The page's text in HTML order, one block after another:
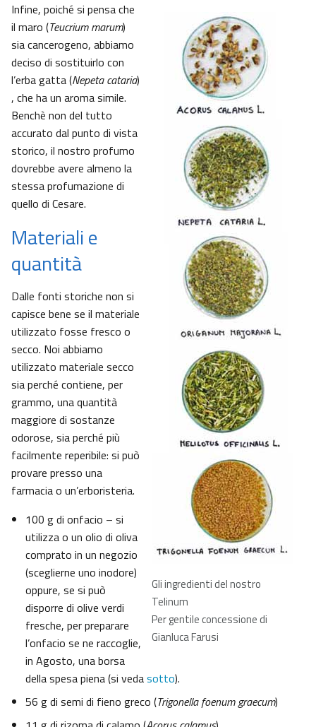
Gli ingredienti del nostro
Telinum
Per gentile concessione di
Gianluca Farusi
Infine, poiché si pensa che
il maro (Teucrium marum)
sia cancerogeno, abbiamo
deciso di sostituirlo con
l’erba gatta (Nepeta cataria)
, che ha un aroma simile.
Benchè non del tutto
accurato dal punto di vista
storico, il nostro profumo
dovrebbe avere almeno la
stessa profumazione di
quello di Cesare.
Materiali e
quantità
Dalle fonti storiche non si
capisce bene se il materiale
utilizzato fosse fresco o
secco. Noi abbiamo
utilizzato materiale secco
sia perché contiene, per
grammo, una quantità
maggiore di sostanze
odorose, sia perché più
facilmente reperibile: si può
provare presso una
farmacia o un’erboristeria.
100 g di onfacio – si
utilizza o un olio di oliva
comprato in un negozio
(sceglierne uno inodore)
oppure, se si può
disporre di olive verdi
fresche, per preparare
l’onfacio se ne raccoglie,
in Agosto, una borsa
della spesa piena (si vedasotto).
56 g di semi di fieno greco (Trigonella foenum graecum)